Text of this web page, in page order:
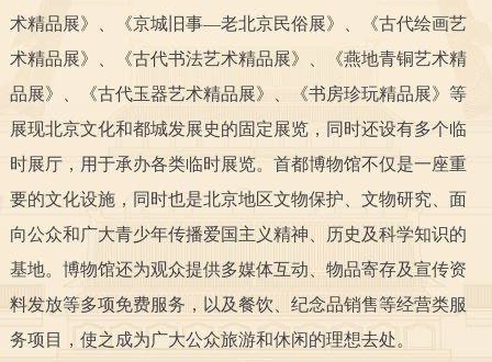
政务服务
个人服务 法人服务 部门服务
便民服务 利企服务 投资项目
中介服务 阳光政务
政民互动
12345网上接诉即办 我要咨询 我要建议
术精品展》、《京城旧事—老北京民俗展》、《古代绘画艺
术精品展》、《古代书法艺术精品展》、《燕地青铜艺术精
品展》、《古代玉器艺术精品展》、《书房珍玩精品展》等
展现北京文化和都城发展史的固定展览，同时还设有多个临
时展厅，用于承办各类临时展览。首都博物馆不仅是一座重
要的文化设施，同时也是北京地区文物保护、文物研究、面
向公众和广大青少年传播爱国主义精神、历史及科学知识的
基地。博物馆还为观众提供多媒体互动、物品寄存及宣传资
料发放等多项免费服务，以及餐饮、纪念品销售等经营类服
务项目，使之成为广大公众旅游和休闲的理想去处。